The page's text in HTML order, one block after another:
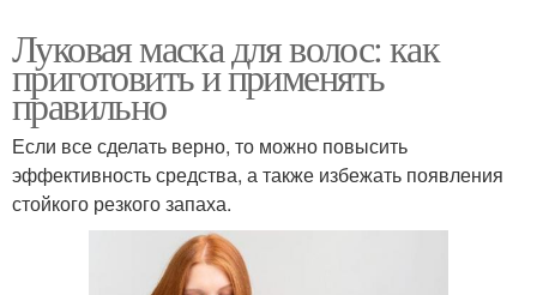
Луковая маска для волос: как
приготовить и применять
правильно
Если все сделать верно, то можно повысить
эффективность средства, а также избежать появления
стойкого резкого запаха.